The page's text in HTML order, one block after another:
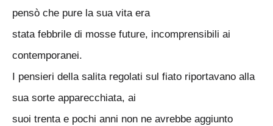
pensò che pure la sua vita era
stata febbrile di mosse future, incomprensibili ai
contemporanei.
I pensieri della salita regolati sul fiato riportavano alla
sua sorte apparecchiata, ai
suoi trenta e pochi anni non ne avrebbe aggiunto